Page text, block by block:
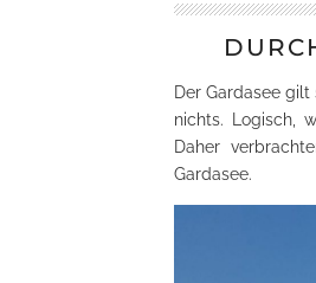
Der Gardasee
nichts. Logisch,
Daher
Gardasee.